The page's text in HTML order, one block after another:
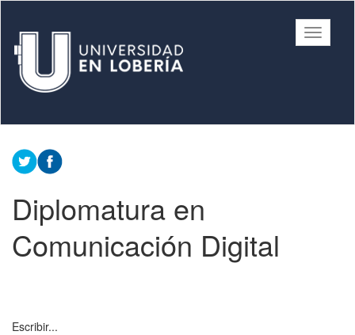
contenido
principal
Universidad
/ Municipalidad
de Lobería
barra
Contenido
principal
Diplomatura en
Comunicación Digital
Escribir...